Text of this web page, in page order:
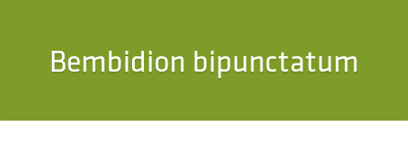
Bembidion bipunctatum